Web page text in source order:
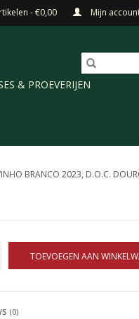
- €0,00 Mijn
& PROEVERIJEN
BRANCO 2023, D.O.C.
TOEVOEGEN AAN
(0)